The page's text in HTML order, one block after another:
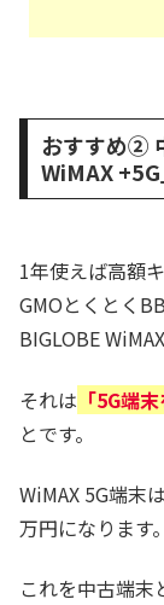
おすすめ②
WiMAX +5G
1年使えば高額
GMOとくとく
BIGLOBE
それは 「5G端
とです。
WiMAX 5G端末
万円になります。
これを中古端末